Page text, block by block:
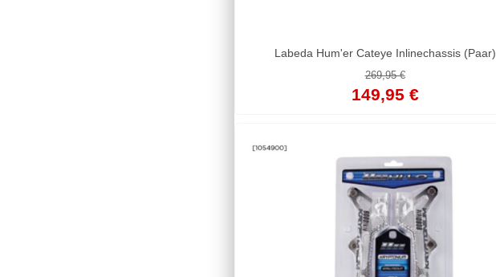
Labeda Hum'er Cateye Inlinechassis (Paar)
269,95 €
149,95 €